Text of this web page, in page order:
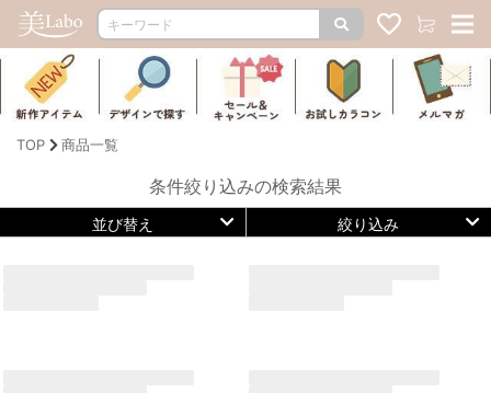
TOP 商品一覧
条件絞り込みの検索結果
並び替え 絞り込み